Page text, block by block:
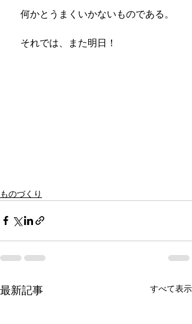
何かとうまくいかないものである。
それでは、また明日！
ものづくり
最新記事 すべて表示